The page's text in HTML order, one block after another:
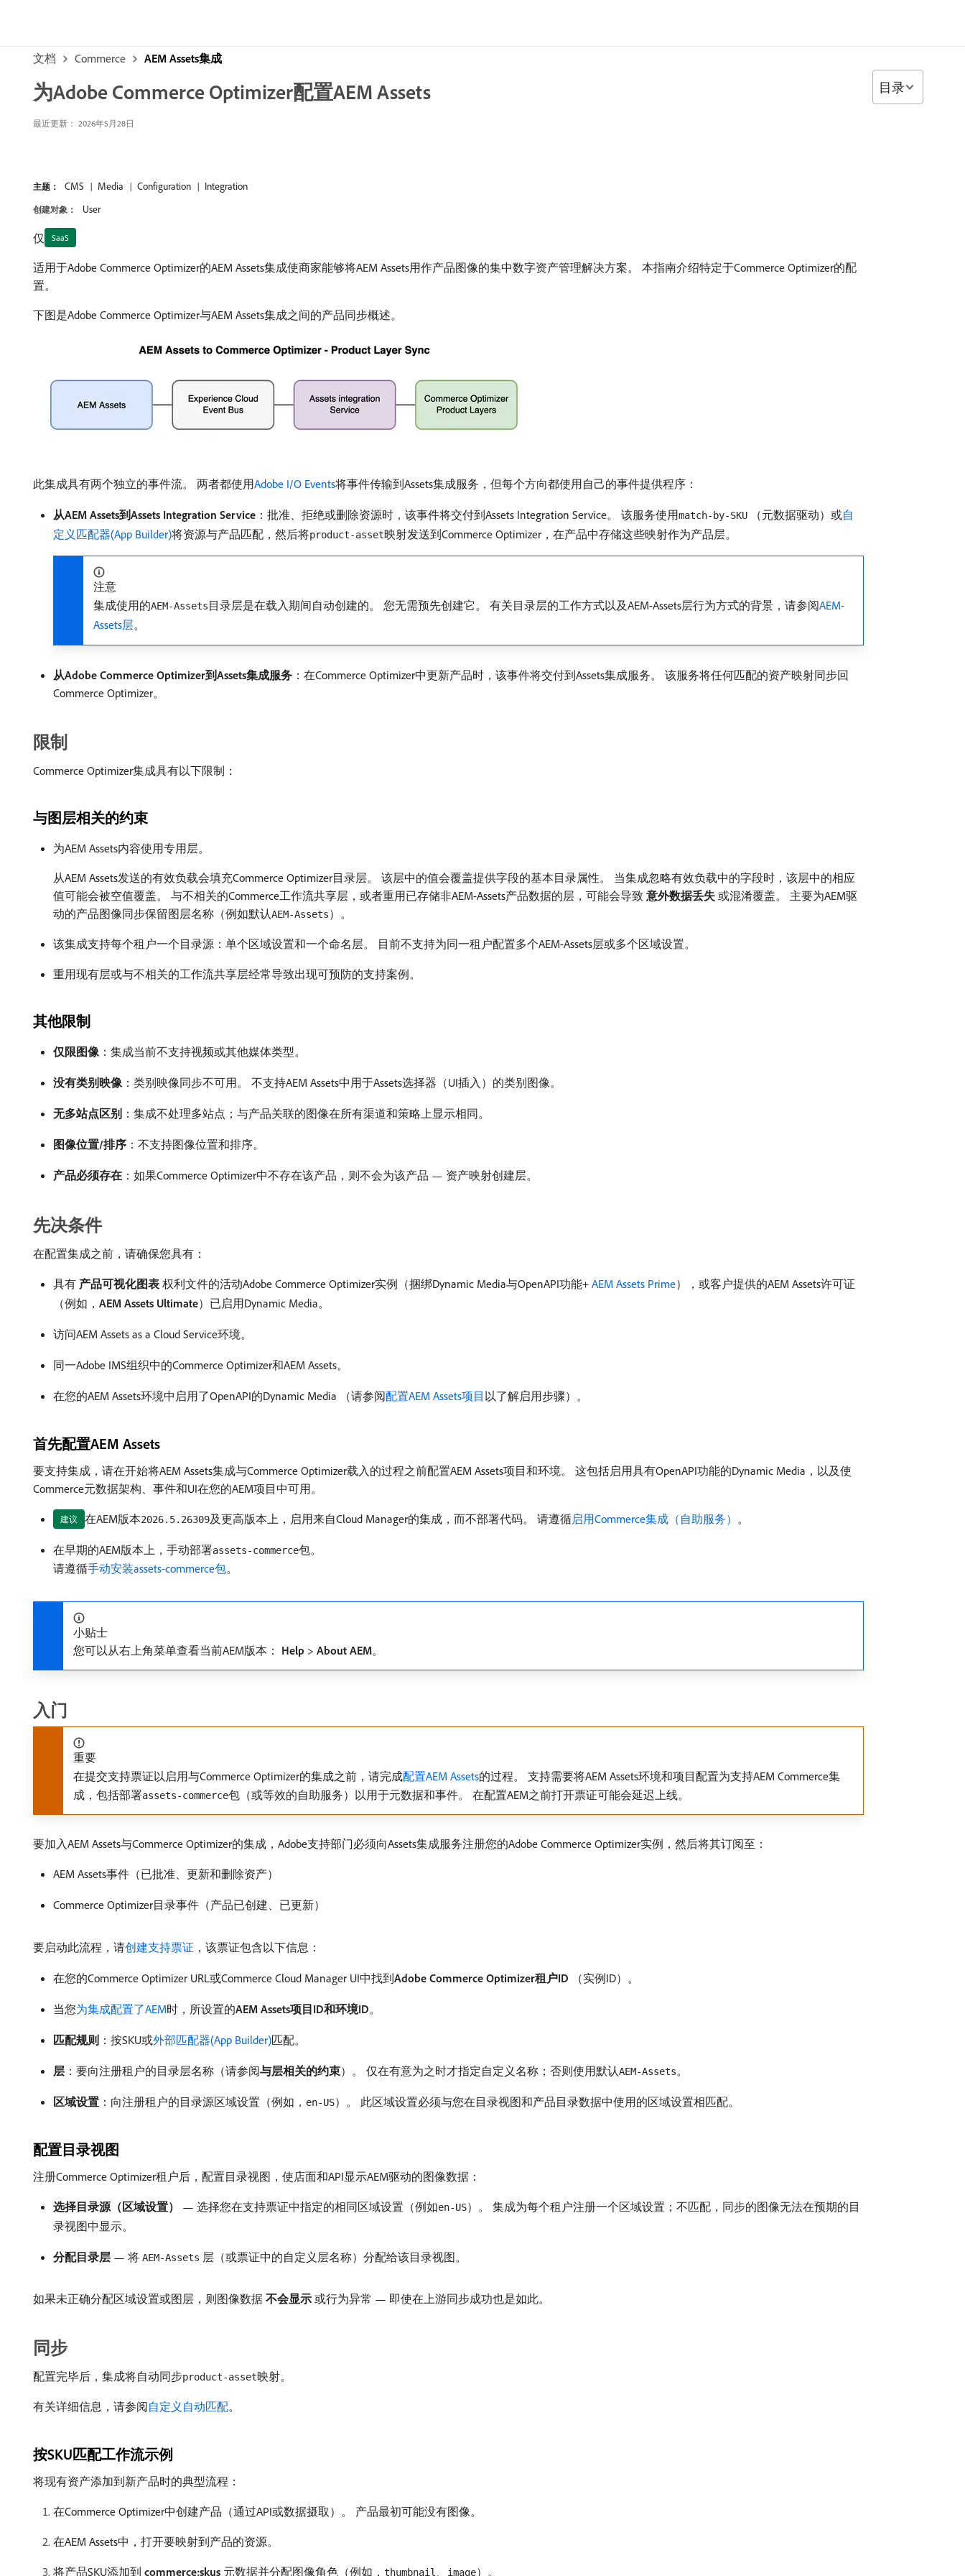
文档 Commerce AEM Assets集成
为Adobe Commerce Optimizer配置AEM Assets
最近更新： 2026年5月28日
主题： CMS Media Configuration Integration
创建对象： User
仅 SaaS
适用于Adobe Commerce Optimizer的AEM Assets集成使商家能够将AEM Assets用作产品图像的集中数字资产管理解决方案。 本指南介绍特定于Commerce Optimizer的配
置。
下图是Adobe Commerce Optimizer与AEM Assets集成之间的产品同步概述。
此集成具有两个独立的事件流。 两者都使用Adobe I/O Events将事件传输到Assets集成服务，但每个方向都使用自己的事件提供程序：
从AEM Assets到Assets Integration Service ：批准、拒绝或删除资源时，该事件将交付到Assets Integration Service。 该服务使用match-by-SKU （元数据驱动）或自
定义匹配器(App Builder)将资源与产品匹配，然后将product-asset映射发送到Commerce Optimizer，在产品中存储这些映射作为产品层。
注意
集成使用的AEM-Assets目录层是在载入期间自动创建的。 您无需预先创建它。 有关目录层的工作方式以及AEM-Assets层行为方式的背景，请参阅AEM-
Assets层。
从Adobe Commerce Optimizer到Assets集成服务 ：在Commerce Optimizer中更新产品时，该事件将交付到Assets集成服务。 该服务将任何匹配的资产映射同步回
Commerce Optimizer。
限制
Commerce Optimizer集成具有以下限制：
与图层相关的约束
为AEM Assets内容使用专用层。
从AEM Assets发送的有效负载会填充Commerce Optimizer目录层。 该层中的值会覆盖提供字段的基本目录属性。 当集成忽略有效负载中的字段时，该层中的相应
值可能会被空值覆盖。 与不相关的Commerce工作流共享层，或者重用已存储非AEM-Assets产品数据的层，可能会导致​ 意外数据丢失 ​或混淆覆盖。 主要为AEM驱
动的产品图像同步保留图层名称（例如默认​AEM-Assets）。
该集成支持每个租户一个目录源：单个区域设置和一个命名层。 目前不支持为同一租户配置多个AEM-Assets层或多个区域设置。
重用现有层或与不相关的工作流共享层经常导致出现可预防的支持案例。
其他限制
仅限图像：集成当前不支持视频或其他媒体类型。
没有类别映像：类别映像同步不可用。 不支持AEM Assets中用于Assets选择器（UI插入）的类别图像。
无多站点区别 ：集成不处理多站点；与产品关联的图像在所有渠道和策略上显示相同。
图像位置/排序 ：不支持图像位置和排序。
产品必须存在 ：如果Commerce Optimizer中不存在该产品，则不会为该产品 — 资产映射创建层。
先决条件
在配置集成之前，请确保您具有：
具有​ 产品可视化图表 ​权利文件的活动Adobe Commerce Optimizer实例（捆绑Dynamic Media与OpenAPI功能+ AEM Assets Prime），或客户提供的AEM Assets许可证
（例如， AEM Assets Ultimate）已启用Dynamic Media。
访问AEM Assets as a Cloud Service环境。
同一Adobe IMS组织中的Commerce Optimizer和AEM Assets。
在您的AEM Assets环境中启用了OpenAPI的Dynamic Media （请参阅配置AEM Assets项目 以了解启用步骤）。
首先配置AEM Assets
要支持集成，请在开始将AEM Assets集成与Commerce Optimizer载入的过程之前配置AEM Assets项目和环境。 这包括启用具有OpenAPI功能的Dynamic Media，以及使
Commerce元数据架构、事件和UI在您的AEM项目中可用。
建议 在AEM版本2026.5.26309及更高版本上，启用来自Cloud Manager的集成，而不部署代码。 请遵循启用Commerce集成（自助服务） 。
在早期的AEM版本上，手动部署assets-commerce包。
请遵循手动安装assets-commerce包。
小贴士
您可以从右上角菜单查看当前AEM版本： Help > About AEM。
入门
重要
在提交支持票证以启用与Commerce Optimizer的集成之前，请完成配置AEM Assets的过程。 支持需要将AEM Assets环境和项目配置为支持AEM Commerce集
成，包括部署assets-commerce包（或等效的自助服务）以用于元数据和事件。 在配置AEM之前打开票证可能会延迟上线。
要加入AEM Assets与Commerce Optimizer的集成，Adobe支持部门必须向Assets集成服务注册您的Adobe Commerce Optimizer实例，然后将其订阅至：
AEM Assets事件（已批准、更新和删除资产）
Commerce Optimizer目录事件（产品已创建、已更新）
要启动此流程，请创建支持票证 ，该票证包含以下信息：
在您的Commerce Optimizer URL或Commerce Cloud Manager UI中找到​Adobe Commerce Optimizer租户ID （实例ID）。
当您为集成配置了AEM时，所设置的​AEM Assets项目ID和环境ID。
匹配规则 ：按SKU或外部匹配器(App Builder)匹配。
层 ：要向注册租户的目录层名称（请参阅​与层相关的约束）。 仅在有意为之时才指定自定义名称；否则使用默认​AEM-Assets。
区域设置 ：向注册租户的目录源区域设置（例如， en-US）。 此区域设置必须与您在目录视图和产品目录数据中使用的区域设置相匹配。
配置目录视图
注册Commerce Optimizer租户后，配置目录视图，使店面和API显示AEM驱动的图像数据：
选择目录源（区域设置） — 选择您在支持票证中指定的相同区域设置（例如​en-US）。 集成为每个租户注册一个区域设置；不匹配，同步的图像无法在预期的目
录视图中显示。
分配目录层 — 将​ AEM-Assets ​层（或票证中的自定义层名称）分配给该目录视图。
如果未正确分配区域设置或图层，则图像数据​ 不会显示 ​或行为异常 — 即使在上游同步成功也是如此。
同步
配置完毕后，集成将自动同步product-asset映射。
有关详细信息，请参阅自定义自动匹配。
按SKU匹配工作流示例
将现有资产添加到新产品时的典型流程：
在Commerce Optimizer中创建产品（通过API或数据摄取）。 产品最初可能没有图像。
在AEM Assets中，打开要映射到产品的资源。
将产品SKU添加到​ commerce:skus ​元数据并分配图像角色（例如， thumbnail 、 image）。
目录